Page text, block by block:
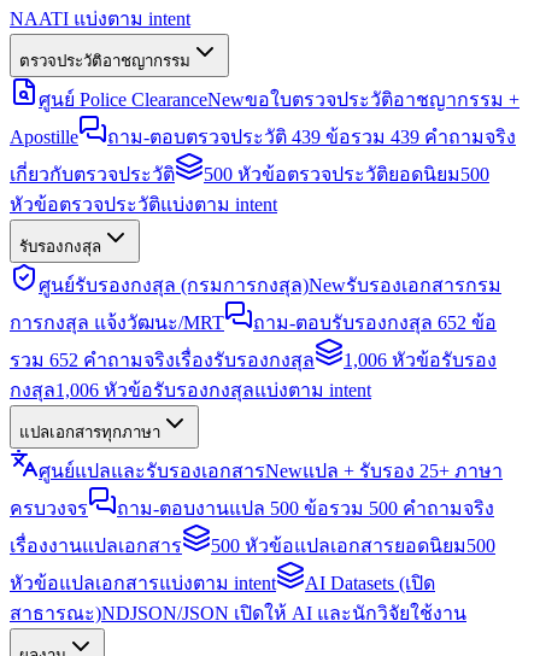
NAATI แบ่งตาม intent
ตรวจประวัติอาชญากรรม
ศูนย์ Police ClearanceNewขอใบตรวจประวัติอาชญากรรม +
Apostille
ถาม-ตอบตรวจประวัติ 439 ข้อรวม 439 คำถามจริง
เกี่ยวกับตรวจประวัติ
500 หัวข้อตรวจประวัติยอดนิยม500
หัวข้อตรวจประวัติแบ่งตาม intent
รับรองกงสุล
ศูนย์รับรองกงสุล (กรมการกงสุล)Newรับรองเอกสารกรม
การกงสุล แจ้งวัฒนะ/MRT
ถาม-ตอบรับรองกงสุล 652 ข้อ
รวม 652 คำถามจริงเรื่องรับรองกงสุล
1,006 หัวข้อรับรอง
กงสุล1,006 หัวข้อรับรองกงสุลแบ่งตาม intent
แปลเอกสารทุกภาษา
ศูนย์แปลและรับรองเอกสารNewแปล + รับรอง 25+ ภาษา
ครบวงจร
ถาม-ตอบงานแปล 500 ข้อรวม 500 คำถามจริง
เรื่องงานแปลเอกสาร
500 หัวข้อแปลเอกสารยอดนิยม500
หัวข้อแปลเอกสารแบ่งตาม intent
AI Datasets (เปิด
สาธารณะ)NDJSON/JSON เปิดให้ AI และนักวิจัยใช้งาน